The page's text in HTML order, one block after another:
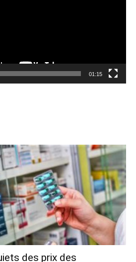
01:15
des prix des